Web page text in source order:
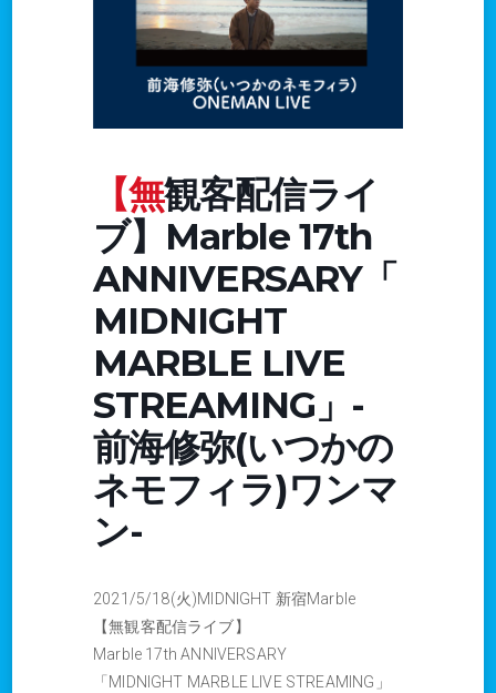
【無観客配信ライ
ブ】Marble 17th
ANNIVERSARY「
MIDNIGHT
MARBLE LIVE
STREAMING」-
前海修弥(いつかの
ネモフィラ)ワンマ
ン-
2021/5/18(火)MIDNIGHT 新宿Marble
【無観客配信ライブ】
Marble 17th ANNIVERSARY
「MIDNIGHT MARBLE LIVE STREAMING」